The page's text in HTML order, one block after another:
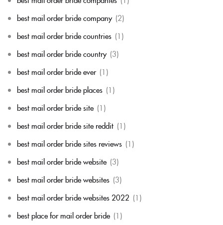
best mail order bride company (2)
best mail order bride countries (1)
best mail order bride country (3)
best mail order bride ever (1)
best mail order bride places (1)
best mail order bride site (1)
best mail order bride site reddit (1)
best mail order bride sites reviews (1)
best mail order bride website (3)
best mail order bride websites (3)
best mail order bride websites 2022 (1)
best place for mail order bride (1)